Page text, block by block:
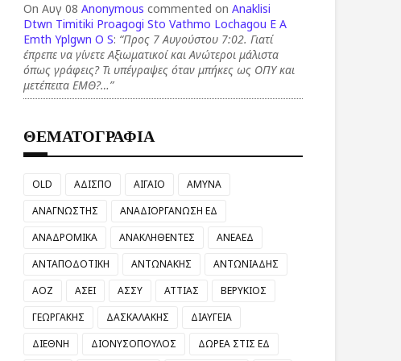
On Αυγ 08Anonymous commented onAnaklisi
Dtwn Timitiki Proagogi Sto Vathmo Lochagou E A
Emth Yplgwn O S: “Προς 7 Αυγούστου 7:02. Γιατί
έπρεπε να γίνετε Αξιωματικοί και Ανώτεροι μάλιστα
όπως γράφεις? Τι υπέγραψες όταν μπήκες ως ΟΠΥ και
μετέπειτα ΕΜΘ?…”
ΘΕΜΑΤΟΓΡΑΦΙΑ
OLD ΑΔΙΣΠΟ ΑΙΓΑΙΟ
ΑΜΥΝΑ
ΑΝΑΓΝΩΣΤΗΣ
ΑΝΑΔΙΟΡΓΑΝΩΣΗ ΕΔ
ΑΝΑΔΡΟΜΙΚΑ
ΑΝΑΚΛΗΘΕΝΤΕΣ
ΑΝΕΑΕΔ
ΑΝΤΑΠΟΔΟΤΙΚΗ
ΑΝΤΩΝΑΚΗΣ
ΑΝΤΩΝΙΑΔΗΣ
ΑΟΖ
ΑΣΕΙ ΑΣΣΥ ΑΤΤΙΑΣ
ΒΕΡΥΚΙΟΣ
ΓΕΩΡΓΑΚΗΣ
ΔΑΣΚΑΛΑΚΗΣ
ΔΙΑΥΓΕΙΑ
ΔΙΕΘΝΗ
ΔΙΟΝΥΣΟΠΟΥΛΟΣ
ΔΩΡΕΑ ΣΤΙΣ ΕΔ